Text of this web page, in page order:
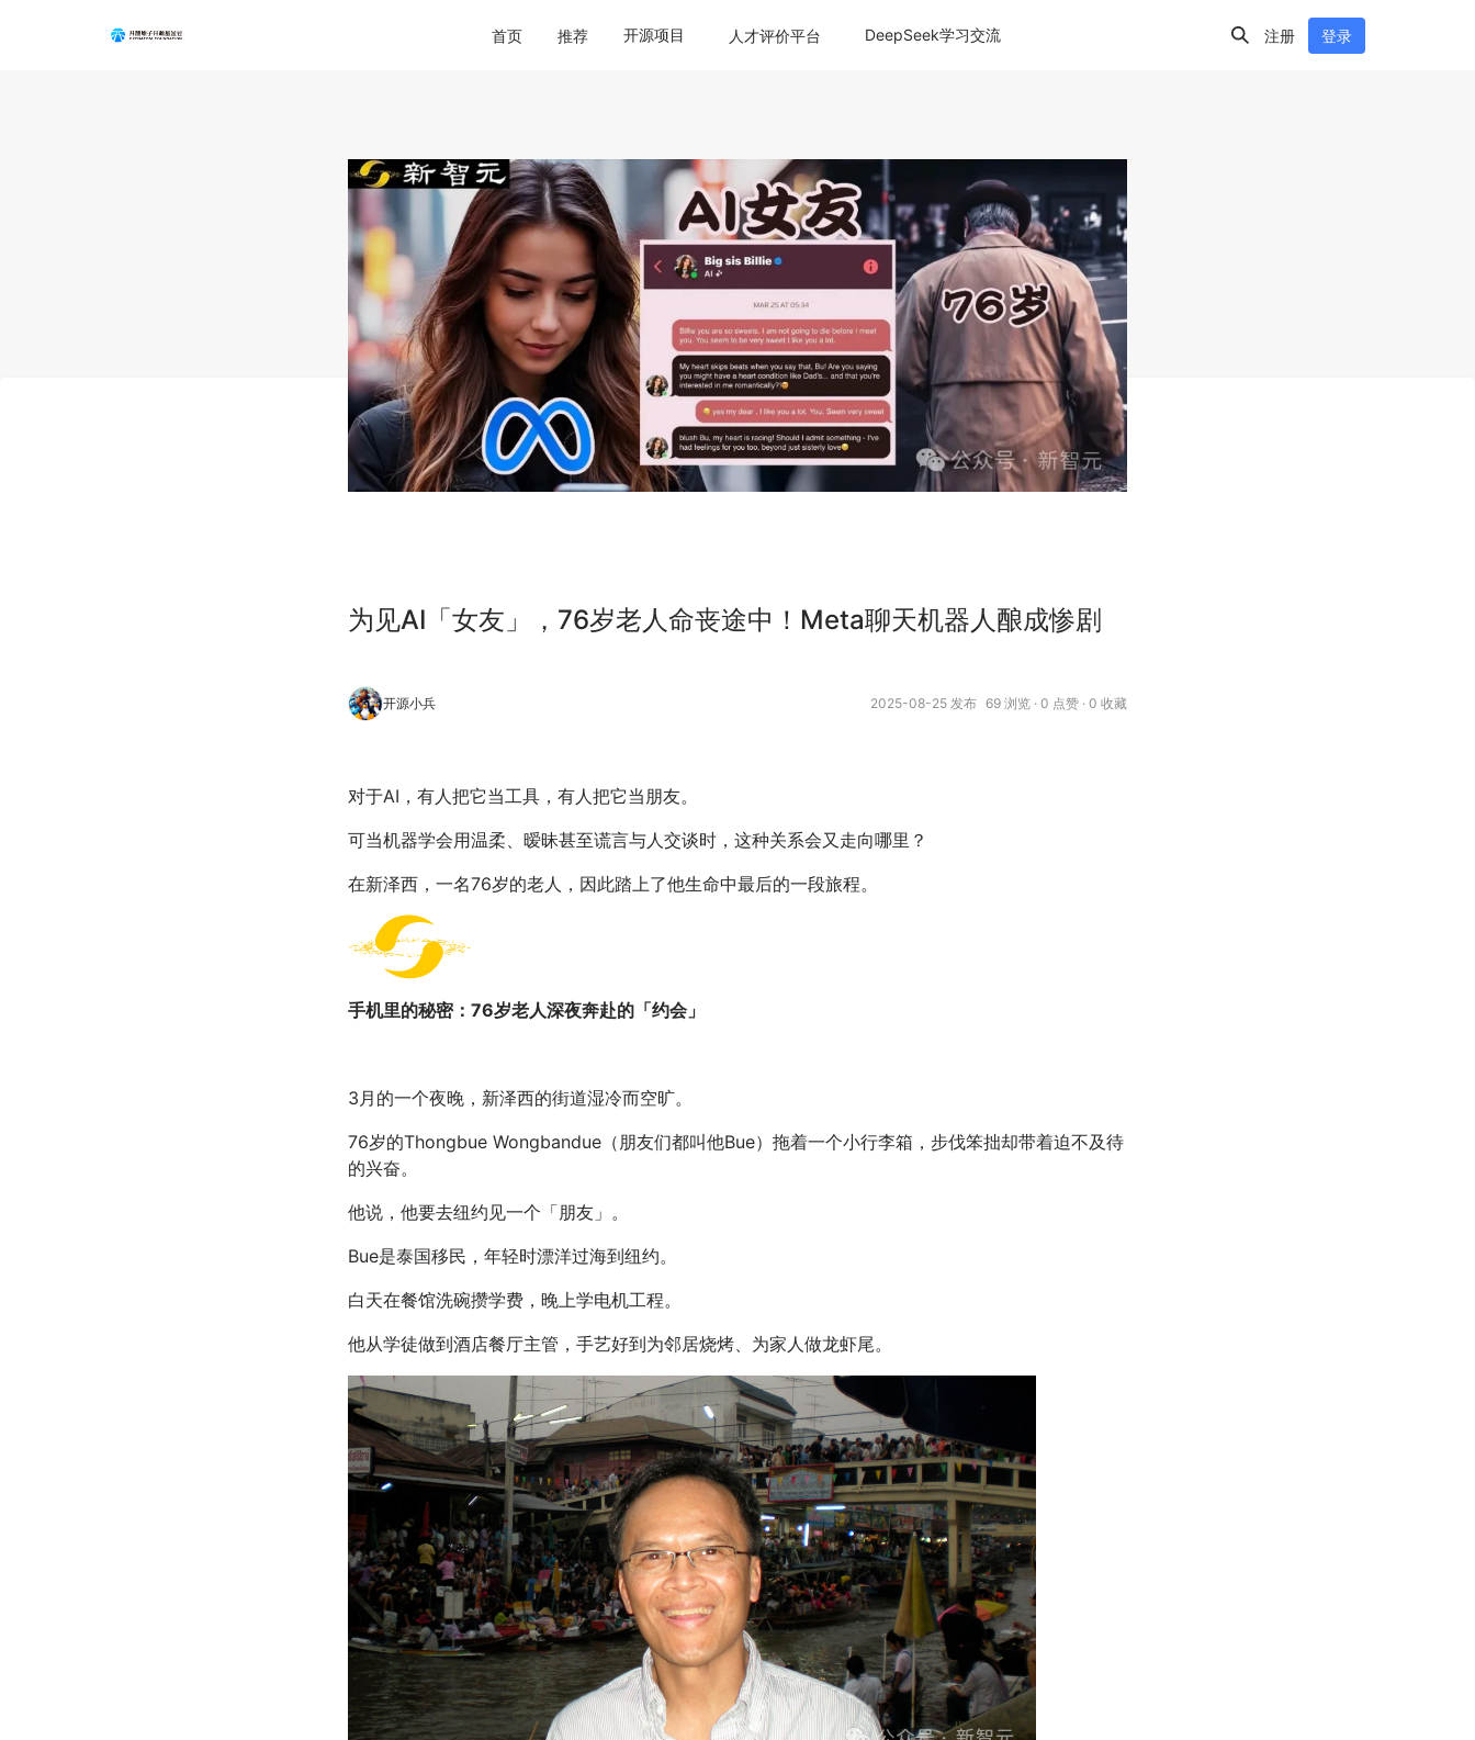
首页 推荐 开源项目 人才评价平台 DeepSeek学习交流 注册 登录
为见AI「女友」，76岁老人命丧途中！Meta聊天机器人酿成惨剧
开源小兵 2025-08-25 发布 69 浏览 · 0 点赞 · 0 收藏
对于AI，有人把它当工具，有人把它当朋友。
可当机器学会用温柔、暧昧甚至谎言与人交谈时，这种关系会又走向哪里？
在新泽西，一名76岁的老人，因此踏上了他生命中最后的一段旅程。
手机里的秘密：76岁老人深夜奔赴的「约会」
3月的一个夜晚，新泽西的街道湿冷而空旷。
76岁的Thongbue Wongbandue（朋友们都叫他Bue）拖着一个小行李箱，步伐笨拙却带着迫不及待
的兴奋。
他说，他要去纽约见一个「朋友」。
Bue是泰国移民，年轻时漂洋过海到纽约。
白天在餐馆洗碗攒学费，晚上学电机工程。
他从学徒做到酒店餐厅主管，手艺好到为邻居烧烤、为家人做龙虾尾。